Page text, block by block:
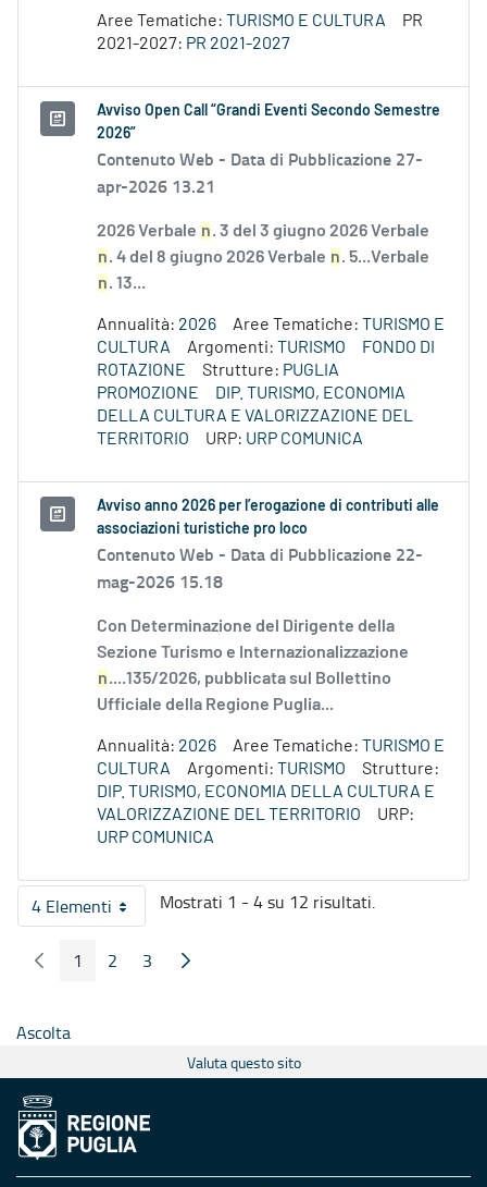
Aree Tematiche: TURISMO E CULTURA
PR
2021-2027: PR 2021-2027
Avviso Open Call “Grandi Eventi Secondo Semestre
2026”
Contenuto Web - Data di Pubblicazione 27-
apr-2026 13.21
2026 Verbale n. 3 del 3 giugno 2026 Verbale
n. 4 del 8 giugno 2026 Verbale n. 5...Verbale
n. 13...
Annualità: 2026 Aree Tematiche: TURISMO E
CULTURA
Argomenti: TURISMO
FONDO DI
ROTAZIONE
Strutture: PUGLIA
PROMOZIONE
DIP. TURISMO, ECONOMIA
DELLA CULTURA E VALORIZZAZIONE DEL
TERRITORIO
URP: URP COMUNICA
Avviso anno 2026 per l’erogazione di contributi alle
associazioni turistiche pro loco
Contenuto Web - Data di Pubblicazione 22-
mag-2026 15.18
Con Determinazione del Dirigente della
Sezione Turismo e Internazionalizzazione
n....135/2026, pubblicata sul Bollettino
Ufficiale della Regione Puglia...
Annualità: 2026 Aree Tematiche: TURISMO E
CULTURA
Argomenti: TURISMO
Strutture:
DIP. TURISMO, ECONOMIA DELLA CULTURA E
VALORIZZAZIONE DEL TERRITORIO
URP:
URP COMUNICA
4 ElementiPer pagina
Mostrati 1 - 4 su 12 risultati.
Pagina Precedente
Pagina
1 Pagina
2 Pagina
3 Pagina Seguente
Ascolta
Valuta questo sito